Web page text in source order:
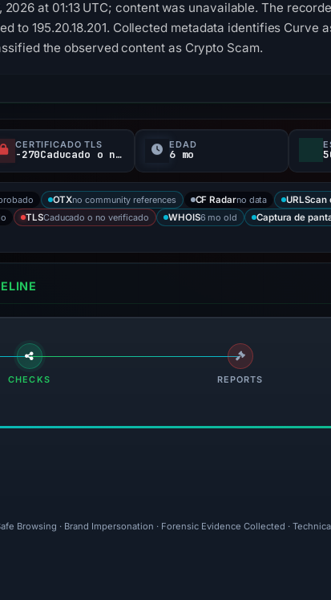
at 01:13 UTC; content was unavailable. The
to 195.20.18.201. Collected metadata identifies Curve
the observed content as Crypto Scam.
CERTIFICADO TLS
-270Caducado o no verificado d
EDAD
6 mo
OTXno community references CF Radarno data URLScan
TLSCaducado o no verificado WHOIS6 mo old Captura de
CHECKS REPORTS
Browsing · Brand Impersonation · Forensic Evidence Collected ·